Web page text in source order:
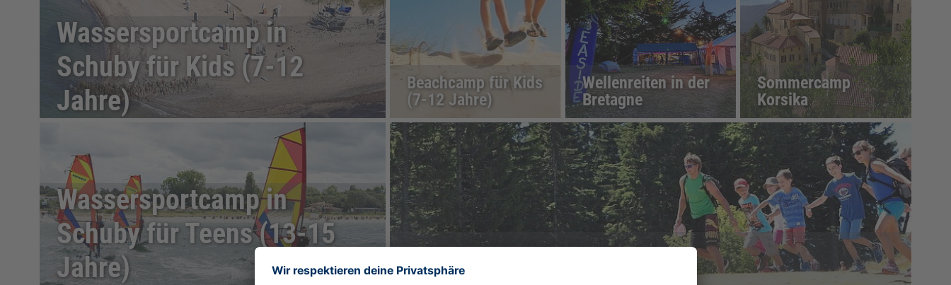
Wassersportcamp in
Schuby für Kids (7-12
Jahre)
Beachcamp für Kids
(7-12 Jahre)
Wellenreiten in der
Bretagne
Sommercamp
Korsika
Wassersportcamp in
Schuby für Teens (13-15
Jahre)